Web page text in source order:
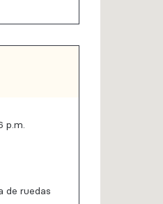
p.m.
de ruedas